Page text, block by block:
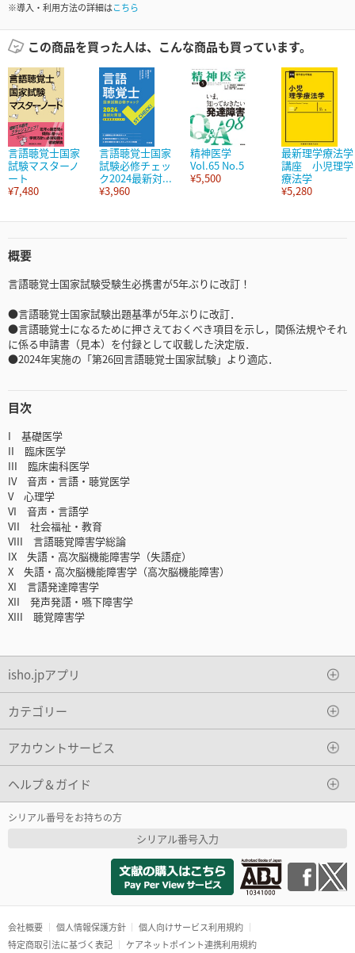
※導入・利用方法の詳細はこちら
この商品を買った人は、こんな商品も買っています。
言語聴覚士国家
試験マスターノ
ート
¥7,480
言語聴覚士国家
試験必修チェッ
ク2024最新対...
¥3,960
精神医学
Vol.65 No.5
¥5,500
最新理学療法学
講座 小児理学
療法学
¥5,280
概要
言語聴覚士国家試験受験生必携書が5年ぶりに改訂！
●言語聴覚士国家試験出題基準が5年ぶりに改訂．
●言語聴覚士になるために押さえておくべき項目を示し，関係法規やそれ
に係る申請書（見本）を付録として収載した決定版．
●2024年実施の「第26回言語聴覚士国家試験」より適応．
目次
I 基礎医学
II 臨床医学
III 臨床歯科医学
IV 音声・言語・聴覚医学
V 心理学
VI 音声・言語学
VII 社会福祉・教育
VIII 言語聴覚障害学総論
IX 失語・高次脳機能障害学（失語症）
X 失語・高次脳機能障害学（高次脳機能障害）
XI 言語発達障害学
XII 発声発語・嚥下障害学
XIII 聴覚障害学
isho.jpアプリ
カテゴリー
アカウントサービス
ヘルプ＆ガイド
シリアル番号をお持ちの方
シリアル番号入力
会社概要 個人情報保護方針
個人向けサービス利用規約
特定商取引法に基づく表記
ケアネットポイント連携利用規約